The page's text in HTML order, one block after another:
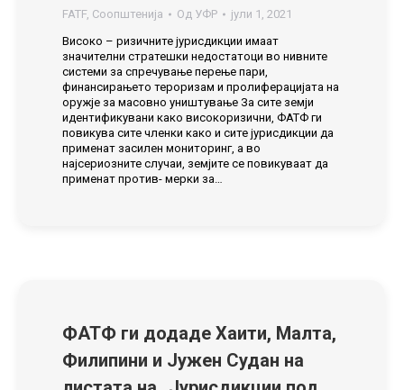
FATF, Соопштенија Од УФР
јули 1, 2021
Високо – ризичните јурисдикции имаат
значителни стратешки недостатоци во нивните
системи за спречување перење пари,
финансирањетo тероризам и пролиферацијата на
оружје за масовно уништување За сите земји
идентификувани како високоризични, ФАТФ ги
повикува сите членки како и сите јурисдикции да
применат засилен мониторинг, а во
најсериозните случаи, земјите се повикуваат да
применат против- мерки за…
ФАТФ ги додаде Хаити, Малта,
Филипини и Јужен Судан на